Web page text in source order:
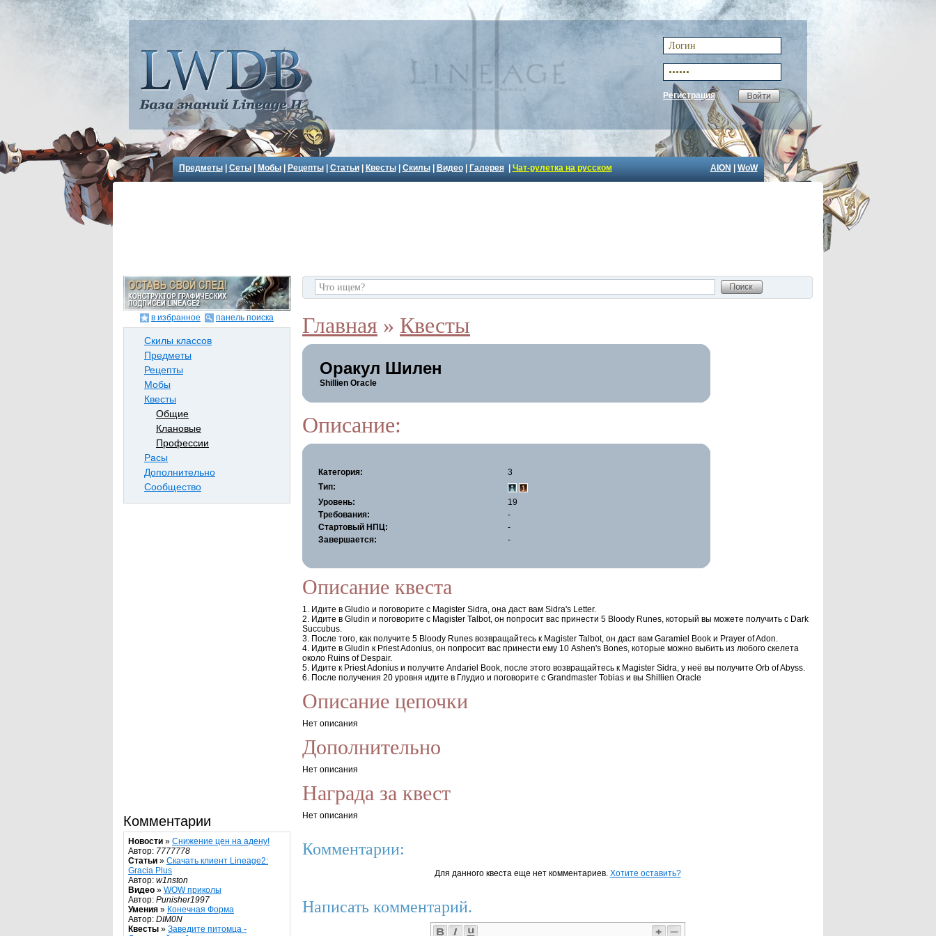
Регистрация
Предметы| Сеты| Мобы| Рецепты| Статьи| Квесты| Скилы| Видео| Галерея| Чат-рулетка на русском AION WoW
в избранное панель поиска
Скилы классов
Предметы
Рецепты
Мобы
Квесты
Общие
Клановые
Профессии
Расы
Дополнительно
Сообщество
Комментарии
Новости » Снижение цен на адену!
Автор: 7777778
Статьи » Скачать клиент Lineage2:
Gracia Plus
Автор: w1nston
Видео » WOW приколы
Автор: Punisher1997
Умения » Конечная Форма
Автор: DIM0N
Квесты » Заведите питомца -
Главная » Квесты
Оракул Шилен
Shillien Oracle
Описание:
Категория:
3
Тип:
Уровень:
19
Требования:
-
Стартовый НПЦ:
-
Завершается:
-
Описание квеста
1. Идите в Gludio и поговорите с Magister Sidra, она даст вам Sidra's Letter.
2. Идите в Gludin и поговорите с Magister Talbot, он попросит вас принести 5 Bloody Runes, который вы можете получить с Dark
Succubus.
3. После того, как получите 5 Bloody Runes возвращайтесь к Magister Talbot, он даст вам Garamiel Book и Prayer of Adon.
4. Идите в Gludin к Priest Adonius, он попросит вас принести ему 10 Ashen's Bones, которые можно выбить из любого скелета
около Ruins of Despair.
5. Идите к Priest Adonius и получите Andariel Book, после этого возвращайтесь к Magister Sidra, у неё вы получите Orb of Abyss.
6. После получения 20 уровня идите в Глудио и поговорите с Grandmaster Tobias и вы Shillien Oracle
Описание цепочки
Нет описания
Дополнительно
Нет описания
Награда за квест
Нет описания
Комментарии:
Для данного квеста еще нет комментариев. Хотите оставить?
Написать комментарий.